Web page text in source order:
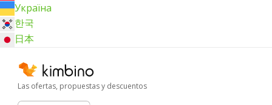
Україна
한국
日本
Las ofertas, propuestas y descuentos